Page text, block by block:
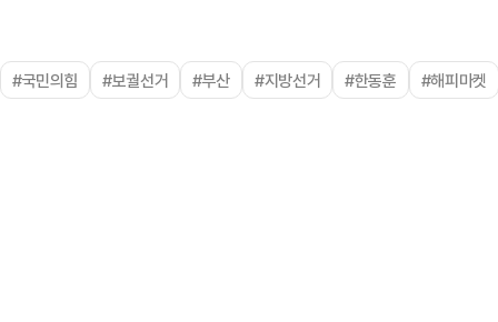
#국민의힘 #보궐선거 #부산 #지방선거 #한동훈 #해피마켓